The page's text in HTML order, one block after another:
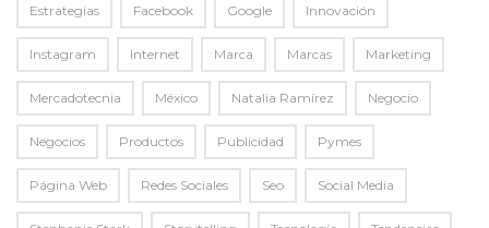
Estrategias Facebook Google Innovación
Instagram Internet Marca Marcas Marketing
Mercadotecnia México Natalia Ramírez Negocio
Negocios Productos Publicidad Pymes
Página Web Redes Sociales Seo Social Media